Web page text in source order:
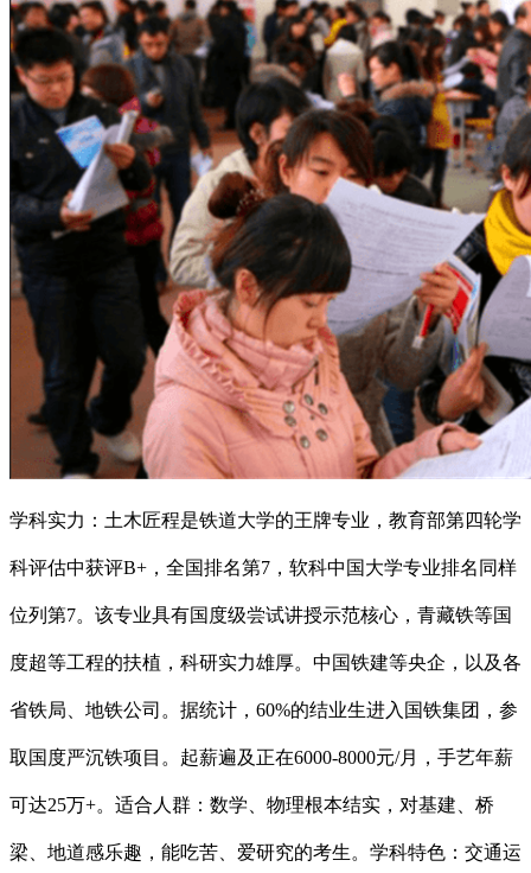
学科实力：土木匠程是铁道大学的王牌专业，教育部第四轮学
科评估中获评B+，全国排名第7，软科中国大学专业排名同样
位列第7。该专业具有国度级尝试讲授示范核心，青藏铁等国
度超等工程的扶植，科研实力雄厚。中国铁建等央企，以及各
省铁局、地铁公司。据统计，60%的结业生进入国铁集团，参
取国度严沉铁项目。起薪遍及正在6000-8000元/月，手艺年薪
可达25万+。适合人群：数学、物理根本结实，对基建、桥
梁、地道感乐趣，能吃苦、爱研究的考生。学科特色：交通运